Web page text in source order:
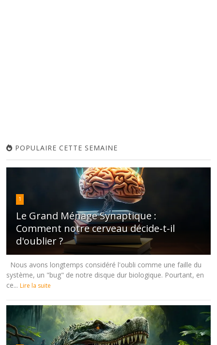
POPULAIRE CETTE SEMAINE
1
Le Grand Ménage Synaptique :
Comment notre cerveau décide-t-il
d'oublier ?
Nous avons longtemps considéré l'oubli comme une faille du
système, un "bug" de notre disque dur biologique. Pourtant, en
ce... Lire la suite